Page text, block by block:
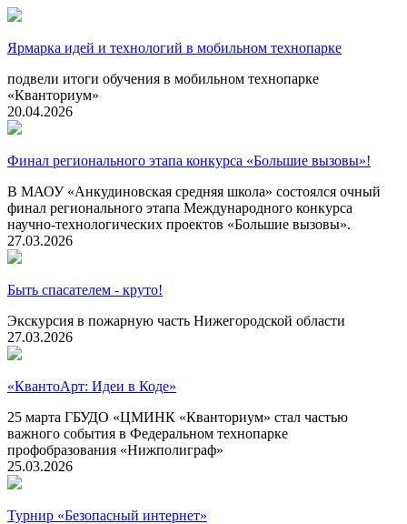
Ярмарка идей и технологий в мобильном технопарке
подвели итоги обучения в мобильном технопарке
«Кванториум»
20.04.2026
Финал регионального этапа конкурса «Большие вызовы»!
В МАОУ «Анкудиновская средняя школа» состоялся очный
финал регионального этапа Международного конкурса
научно-технологических проектов «Большие вызовы».
27.03.2026
Быть спасателем - круто!
Экскурсия в пожарную часть Нижегородской области
27.03.2026
«КвантоАрт: Идеи в Коде»
25 марта ГБУДО «ЦМИНК «Кванториум» стал частью
важного события в Федеральном технопарке
профобразования «Нижполиграф»
25.03.2026
Турнир «Безопасный интернет»